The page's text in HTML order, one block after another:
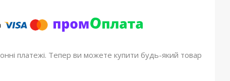
платежі. Тепер ви можете купити будь-який товар